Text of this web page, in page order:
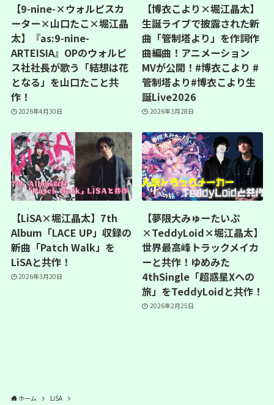
【9-nine-×ウォルピスカ
ーター×山口たこ×堀江晶
太】『as:9-nine-
ARTEISIA』OPのウォルピ
ス社社長が歌う「結想は花
となる」を山口たこと共
作！
2026年4月30日
【博衣こより×堀江晶太】
生誕ライブで披露された新
曲「管制塔より」を作詞作
曲編曲！アニメーション
MVが公開！#博衣こより #
管制塔より#博衣こより生
誕Live2026
2026年3月28日
【LiSA×堀江晶太】7th
Album「LACE UP」収録の
新曲「Patch Walk」を
LiSAと共作！
2026年3月20日
【夢限大みゅーたいぷ
×TeddyLoid×堀江晶太】
世界最高峰トラックメイカ
ーと共作！ゆめみた
4thSingle「超惑星Xへの
旅」をTeddyLoidと共作！
2026年2月25日
ホーム LiSA